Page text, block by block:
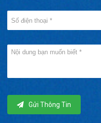
Gửi Thông Tin